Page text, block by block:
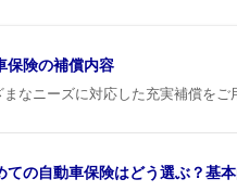
保険の補償内容
まなニーズに対応した充実補償をご
ての自動車保険はどう選ぶ？基